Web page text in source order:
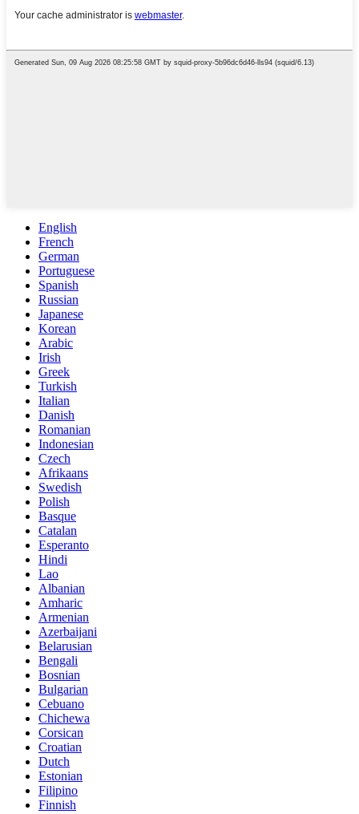
English
French
German
Portuguese
Spanish
Russian
Japanese
Korean
Arabic
Irish
Greek
Turkish
Italian
Danish
Romanian
Indonesian
Czech
Afrikaans
Swedish
Polish
Basque
Catalan
Esperanto
Hindi
Lao
Albanian
Amharic
Armenian
Azerbaijani
Belarusian
Bengali
Bosnian
Bulgarian
Cebuano
Chichewa
Corsican
Croatian
Dutch
Estonian
Filipino
Finnish